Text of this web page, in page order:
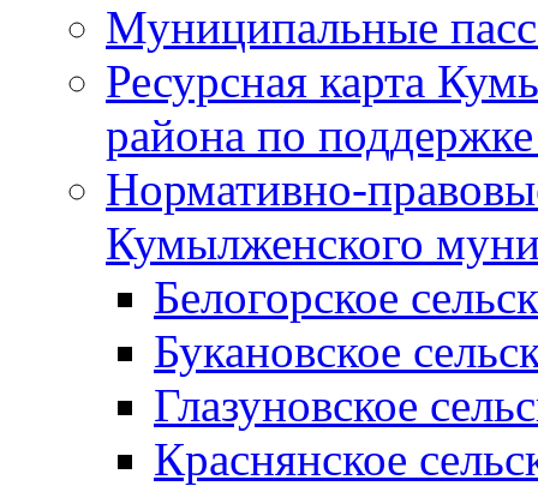
Муниципальные
Ресурсная карта
района по
Нормативно-
Кумылженского
Белогорское
Букановское
Глазуновское
Краснянское